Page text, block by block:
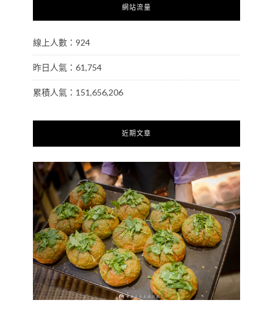
網站流量
線上人數：924
昨日人氣：61,754
累積人氣：151,656,206
近期文章